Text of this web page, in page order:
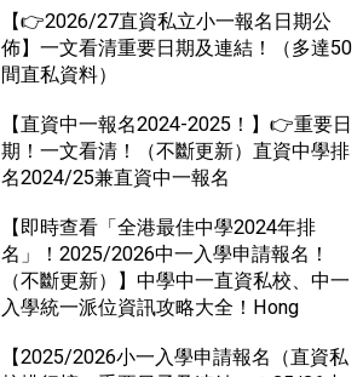
【👉2026/27直資私立小一報名日期公
佈】一文看清重要日期及連結！（多達50
間直私資料）
【直資中一報名2024-2025！】👉重要日
期！一文看清！（不斷更新）直資中學排
名2024/25兼直資中一報名
【即時查看「全港最佳中學2024年排
名」！2025/2026中一入學申請報名！
（不斷更新）】中學中一直資私校、中一
入學統一派位資訊攻略大全！Hong
【2025/2026小一入學申請報名（直資私